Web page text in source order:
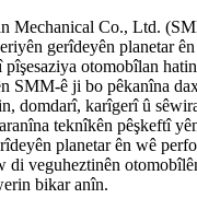
Mechanical Co., Ltd.
gerîdeyên planetar
otomobîlan
SMM-ê ji bo pêkanîna
domdarî, karîgerî û
teknîkên pêşkeftî
planetar ên wê
di veguheztinên
bikar anîn.